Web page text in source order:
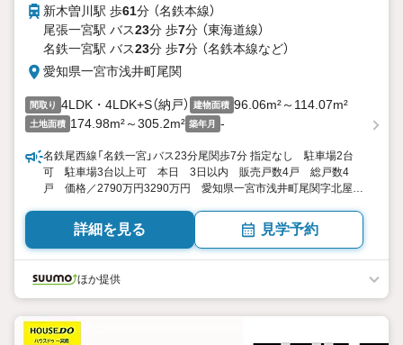
新木曽川駅 歩61分 （名鉄本線）
尾張一宮駅 バス23分 歩7分 （東海道線）
名鉄一宮駅 バス23分 歩7分 （名鉄本線など）
愛知県一宮市浅井町尾関
間取り 4LDK・4LDK+S（納戸） 建物面積 96.06m²～114.07m²
土地面積 174.98m²～305.2m² 築年月 -
名鉄尾西線「名鉄一宮」バス23分尾関歩7分 指定なし 駐車場2台
可 駐車場3台以上可 本日 3日以内 販売戸数4戸 総戸数4
戸 価格／2790万円3290万円 愛知県一宮市浅井町尾関字北屋
／▼未選択 by SUUMO
詳細を見る 見学予約
ほか提供